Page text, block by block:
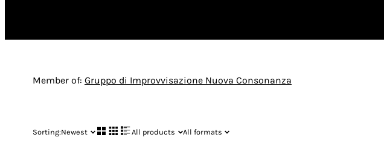
Member of: Gruppo di Improvvisazione Nuova Consonanza
Sorting:Newest All products All formats